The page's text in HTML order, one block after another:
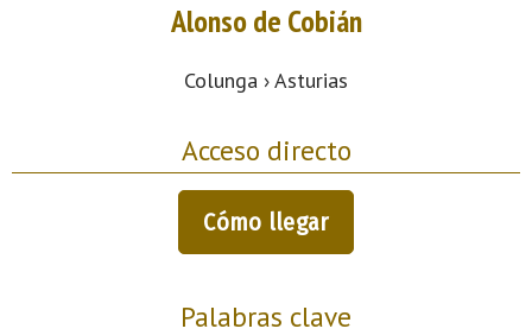
Alonso de Cobián
Colunga › Asturias
Acceso directo
Cómo llegar
Palabras clave